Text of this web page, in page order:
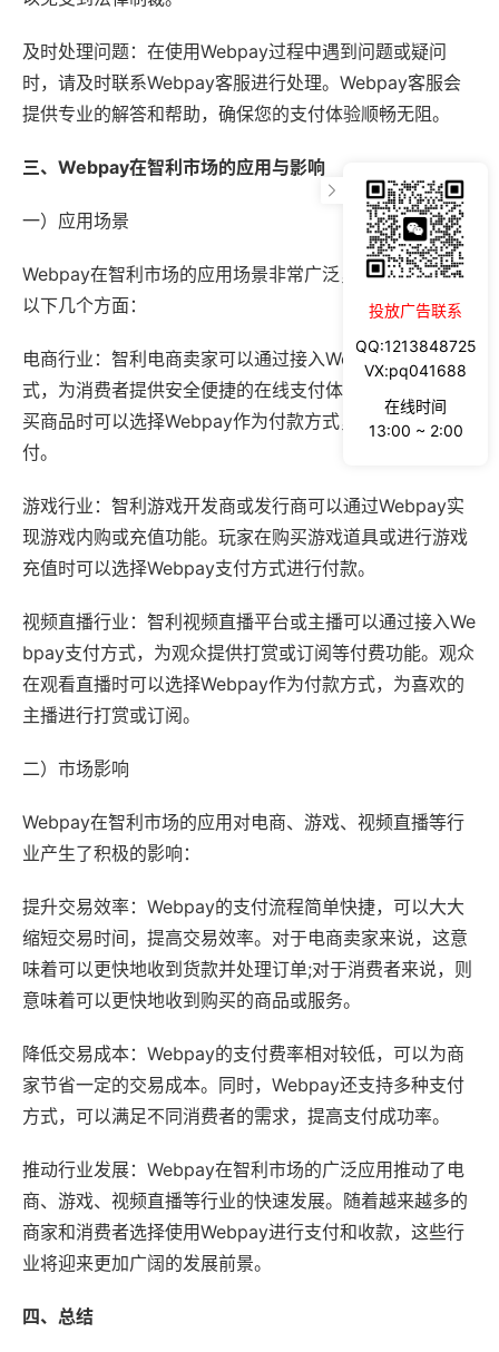
及时处理问题：在使用Webpay过程中遇到问题或疑问
时，请及时联系Webpay客服进行处理。Webpay客服会
提供专业的解答和帮助，确保您的支付体验顺畅无阻。
三、Webpay在智利市场的应用与影响
一）应用场景
Webpay在智利市场的应用场景非常广泛，包括但不限于
以下几个方面：
电商行业：智利电商卖家可以通过接入Webpay支付方
式，为消费者提供安全便捷的在线支付体验。消费者在购
买商品时可以选择Webpay作为付款方式，轻松完成支
付。
游戏行业：智利游戏开发商或发行商可以通过Webpay实
现游戏内购或充值功能。玩家在购买游戏道具或进行游戏
充值时可以选择Webpay支付方式进行付款。
视频直播行业：智利视频直播平台或主播可以通过接入We
bpay支付方式，为观众提供打赏或订阅等付费功能。观众
在观看直播时可以选择Webpay作为付款方式，为喜欢的
主播进行打赏或订阅。
二）市场影响
Webpay在智利市场的应用对电商、游戏、视频直播等行
业产生了积极的影响：
提升交易效率：Webpay的支付流程简单快捷，可以大大
缩短交易时间，提高交易效率。对于电商卖家来说，这意
味着可以更快地收到货款并处理订单;对于消费者来说，则
意味着可以更快地收到购买的商品或服务。
降低交易成本：Webpay的支付费率相对较低，可以为商
家节省一定的交易成本。同时，Webpay还支持多种支付
方式，可以满足不同消费者的需求，提高支付成功率。
推动行业发展：Webpay在智利市场的广泛应用推动了电
商、游戏、视频直播等行业的快速发展。随着越来越多的
商家和消费者选择使用Webpay进行支付和收款，这些行
业将迎来更加广阔的发展前景。
四、总结
投放广告联系
QQ:1213848725
VX:pq041688
在线时间
13:00 ~ 2:00